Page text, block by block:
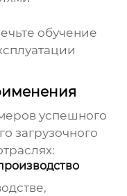
обучение
успешного
загрузочного